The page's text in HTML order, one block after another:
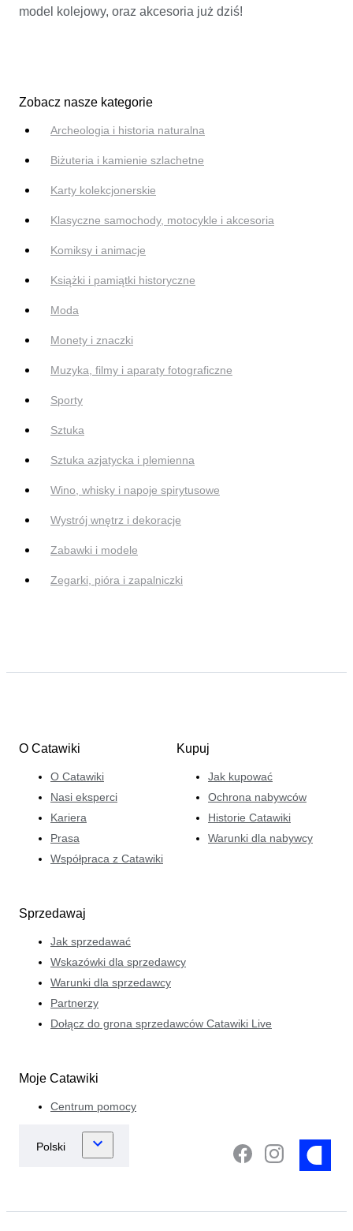
model kolejowy, oraz akcesoria już dziś!
Zobacz nasze kategorie
Archeologia i historia naturalna
Biżuteria i kamienie szlachetne
Karty kolekcjonerskie
Klasyczne samochody, motocykle i akcesoria
Komiksy i animacje
Książki i pamiątki historyczne
Moda
Monety i znaczki
Muzyka, filmy i aparaty fotograficzne
Sporty
Sztuka
Sztuka azjatycka i plemienna
Wino, whisky i napoje spirytusowe
Wystrój wnętrz i dekoracje
Zabawki i modele
Zegarki, pióra i zapalniczki
O Catawiki
O Catawiki
Nasi eksperci
Kariera
Prasa
Współpraca z Catawiki
Kupuj
Jak kupować
Ochrona nabywców
Historie Catawiki
Warunki dla nabywcy
Sprzedawaj
Jak sprzedawać
Wskazówki dla sprzedawcy
Warunki dla sprzedawcy
Partnerzy
Dołącz do grona sprzedawców Catawiki Live
Moje Catawiki
Centrum pomocy